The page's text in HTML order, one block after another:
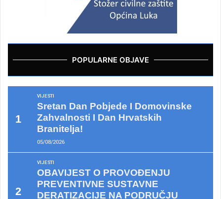
POPULARNE OBJAVE
VIJESTI
Sretan Dan Pobjede I Domovinske
Zahvalnosti I Dan Hrvatskih
Branitelja!
05/08/2026
VIJESTI
OBAVIJEST O PROVOĐENJU
PREVENTIVNE SUSTAVNE
DERATIZACIJE NA PODRUČJU